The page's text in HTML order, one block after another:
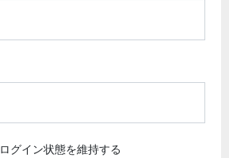
ログイン状態を維持する